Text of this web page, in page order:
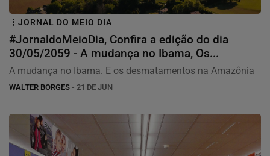
JORNAL DO MEIO DIA
#JornaldoMeioDia, Confira a edição do dia
30/05/2059 - A mudança no Ibama, Os...
A mudança no Ibama. E os desmatamentos na Amazônia
WALTER BORGES - 21 DE JUN